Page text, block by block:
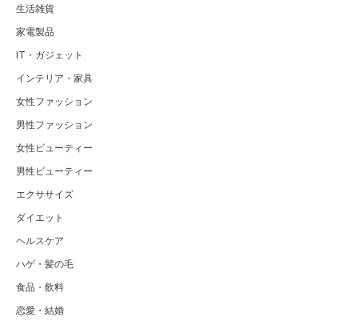
生活雑貨
家電製品
IT・ガジェット
インテリア・家具
女性ファッション
男性ファッション
女性ビューティー
男性ビューティー
エクササイズ
ダイエット
ヘルスケア
ハゲ・髪の毛
食品・飲料
恋愛・結婚